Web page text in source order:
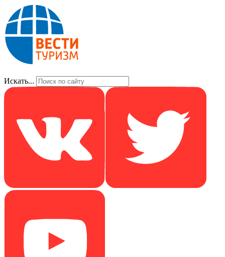
Искать...